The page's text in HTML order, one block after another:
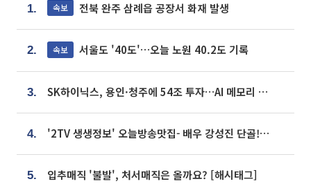
1. 속보 전북 완주 삼례읍 공장서 화재 발생
2. 속보 서울도 '40도'…오늘 노원 40.2도 기록
3. SK하이닉스, 용인·청주에 54조 투자…AI 메모리 생산기지 키운다
4. '2TV 생생정보' 오늘방송맛집- 배우 강성진 단골! 쌀국수ㆍ푸팟퐁 커리 맛집 '블○○○'
5. 입추매직 '불발', 처서매직은 올까요? [해시태그]